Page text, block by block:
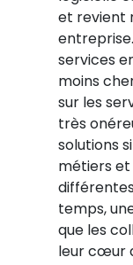
et revient
services
moins
sur les
très
solutions
métiers
temps,
que les
leur cœur